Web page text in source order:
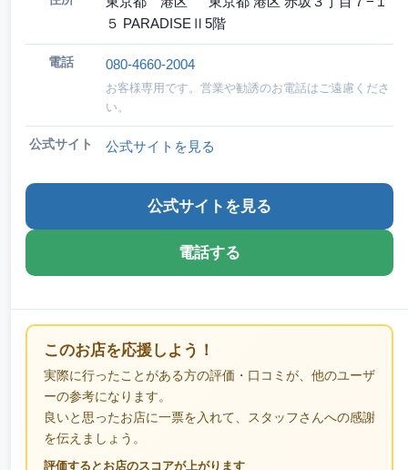
５ PARADISEⅡ5階
電話 080-4660-2004
お客様専用です。営業や勧誘のお電話はご遠慮くださ
い。
公式サイト 公式サイトを見る
公式サイトを見る
電話する
このお店を応援しよう！
実際に行ったことがある方の評価・口コミが、他のユーザ
ーの参考になります。
良いと思ったお店に一票を入れて、スタッフさんへの感謝
を伝えましょう。
評価するとお店のスコアが上がります